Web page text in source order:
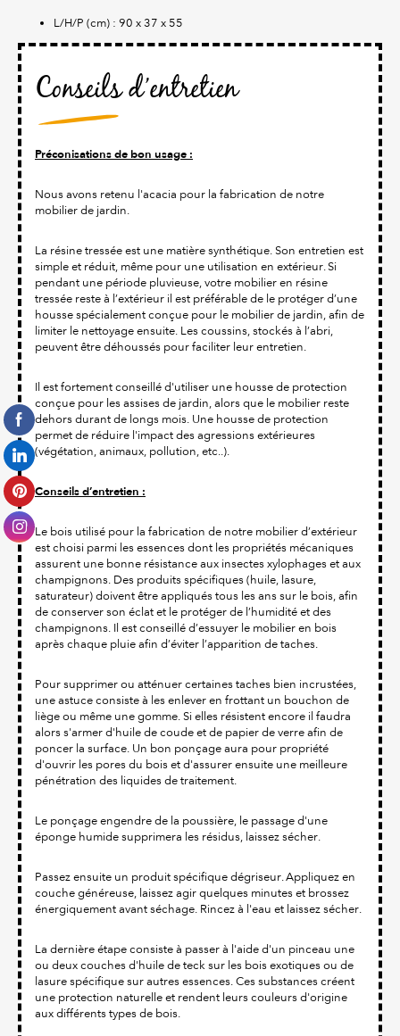
L/H/P (cm) : 90 x 37 x 55
Conseils d’entretien
Préconisations de bon usage :
Nous avons retenu l'acacia pour la fabrication de notre
mobilier de jardin.
La résine tressée est une matière synthétique. Son entretien est
simple et réduit, même pour une utilisation en extérieur. Si
pendant une période pluvieuse, votre mobilier en résine
tressée reste à l’extérieur il est préférable de le protéger d’une
housse spécialement conçue pour le mobilier de jardin, afin de
limiter le nettoyage ensuite. Les coussins, stockés à l’abri,
peuvent être déhoussés pour faciliter leur entretien.
Il est fortement conseillé d'utiliser une housse de protection
conçue pour les assises de jardin, alors que le mobilier reste
dehors durant de longs mois. Une housse de protection
permet de réduire l'impact des agressions extérieures
(végétation, animaux, pollution, etc..).
Conseils d’entretien :
Le bois utilisé pour la fabrication de notre mobilier d’extérieur
est choisi parmi les essences dont les propriétés mécaniques
assurent une bonne résistance aux insectes xylophages et aux
champignons. Des produits spécifiques (huile, lasure,
saturateur) doivent être appliqués tous les ans sur le bois, afin
de conserver son éclat et le protéger de l’humidité et des
champignons. Il est conseillé d’essuyer le mobilier en bois
après chaque pluie afin d’éviter l’apparition de taches.
Pour supprimer ou atténuer certaines taches bien incrustées,
une astuce consiste à les enlever en frottant un bouchon de
liège ou même une gomme. Si elles résistent encore il faudra
alors s'armer d'huile de coude et de papier de verre afin de
poncer la surface. Un bon ponçage aura pour propriété
d'ouvrir les pores du bois et d'assurer ensuite une meilleure
pénétration des liquides de traitement.
Le ponçage engendre de la poussière, le passage d'une
éponge humide supprimera les résidus, laissez sécher.
Passez ensuite un produit spécifique dégriseur. Appliquez en
couche généreuse, laissez agir quelques minutes et brossez
énergiquement avant séchage. Rincez à l'eau et laissez sécher.
La dernière étape consiste à passer à l'aide d'un pinceau une
ou deux couches d'huile de teck sur les bois exotiques ou de
lasure spécifique sur autres essences. Ces substances créent
une protection naturelle et rendent leurs couleurs d'origine
aux différents types de bois.